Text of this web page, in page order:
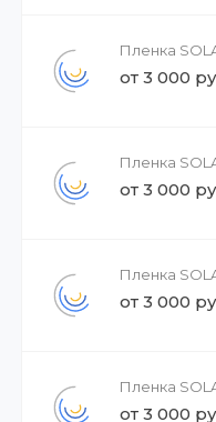
Пленка
от 3 000
Пленка
от 3 000
Пленка
от 3 000
Пленка
от 3 000